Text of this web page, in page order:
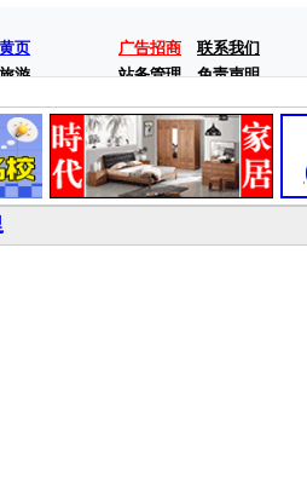
页
游
广告招商
联系我们
站务管理
免责声明